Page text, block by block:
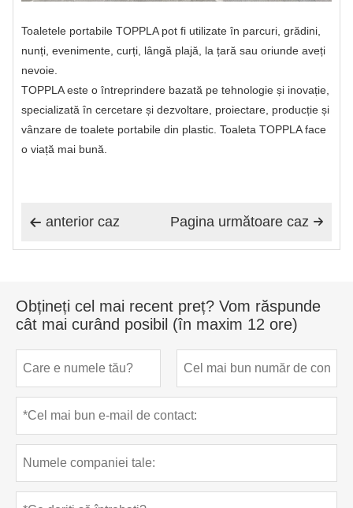
Toaletele portabile TOPPLA pot fi utilizate în parcuri, grădini,
nunți, evenimente, curți, lângă plajă, la țară sau oriunde aveți
nevoie.
TOPPLA este o întreprindere bazată pe tehnologie și inovație,
specializată în cercetare și dezvoltare, proiectare, producție și
vânzare de toalete portabile din plastic. Toaleta TOPPLA face
o viață mai bună.
 anterior caz 
Pagina următoare caz
Obțineți cel mai recent preț? Vom răspunde
cât mai curând posibil (în maxim 12 ore)